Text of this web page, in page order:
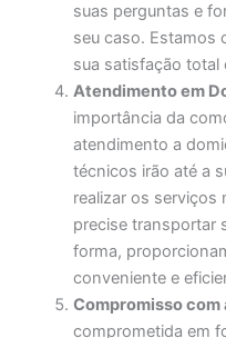
suas perguntas e
seu caso. Estamos
sua satisfação total
Atendimento em
importância da
atendimento a
técnicos irão até a
realizar os serviços
precise transportar
forma,
conveniente e
Compromisso com
comprometida em